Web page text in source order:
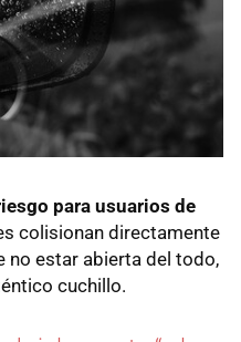
para usuarios de
colisionan directamente
no estar abierta del todo,
cuchillo.